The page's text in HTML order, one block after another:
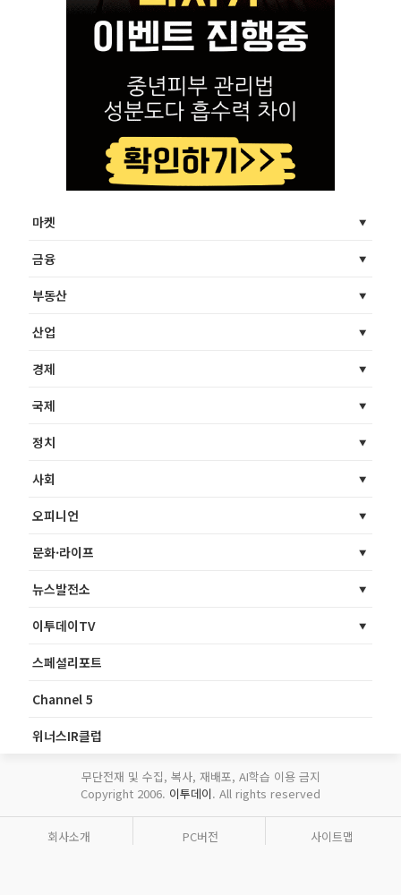
마켓
금융
부동산
산업
경제
국제
정치
사회
오피니언
문화·라이프
뉴스발전소
이투데이TV
스페셜리포트
Channel 5
위너스IR클럽
무단전재 및 수집, 복사, 재배포, AI학습 이용 금지
Copyright 2006. 이투데이. All rights reserved
회사소개 PC버전 사이트맵